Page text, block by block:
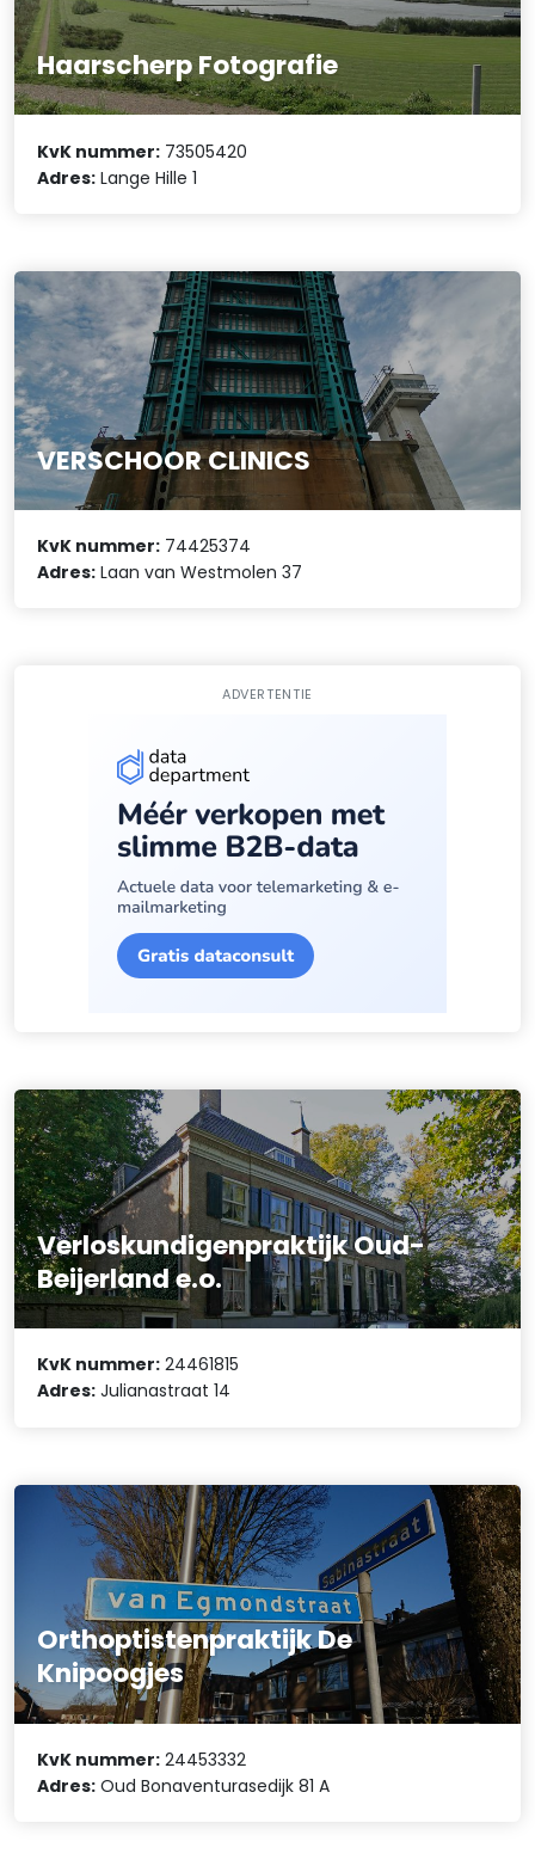
Haarscherp Fotografie
KvK nummer: 73505420
Adres: Lange Hille 1
VERSCHOOR CLINICS
KvK nummer: 74425374
Adres: Laan van Westmolen 37
ADVERTENTIE
Verloskundigenpraktijk Oud-
Beijerland e.o.
KvK nummer: 24461815
Adres: Julianastraat 14
Orthoptistenpraktijk De
Knipoogjes
KvK nummer: 24453332
Adres: Oud Bonaventurasedijk 81 A